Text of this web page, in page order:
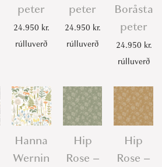
peter
24.950 kr.
rúlluverð
peter
24.950 kr.
rúlluverð
Boråsta
peter
24.950 kr.
rúlluverð
Hanna
Wernin
Hip
Rose –
Hip
Rose –